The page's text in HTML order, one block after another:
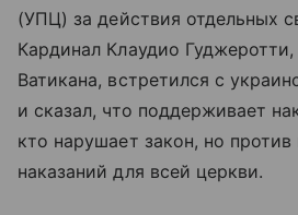
(УПЦ) за действия отдельных
Кардинал Клаудио Гуджеротти,
Ватикана, встретился с
и сказал, что поддерживает
кто нарушает закон, но
наказаний для всей церкви.